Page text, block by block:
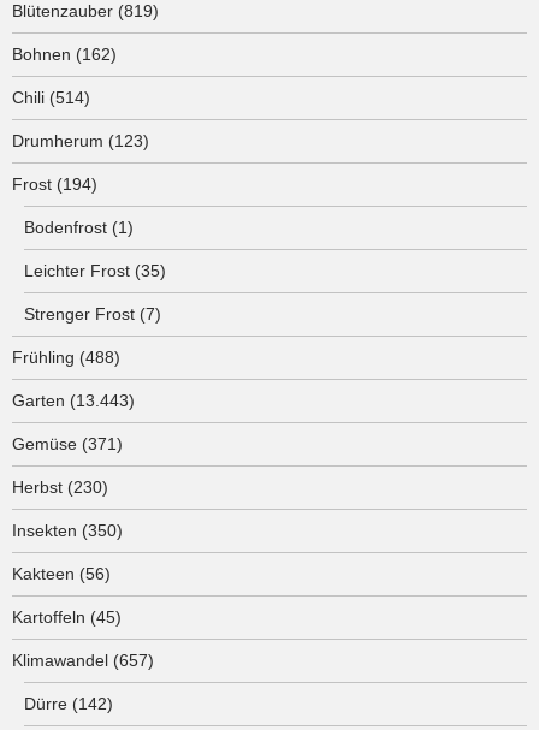
Blütenzauber (819)
Bohnen (162)
Chili (514)
Drumherum (123)
Frost (194)
Bodenfrost (1)
Leichter Frost (35)
Strenger Frost (7)
Frühling (488)
Garten (13.443)
Gemüse (371)
Herbst (230)
Insekten (350)
Kakteen (56)
Kartoffeln (45)
Klimawandel (657)
Dürre (142)